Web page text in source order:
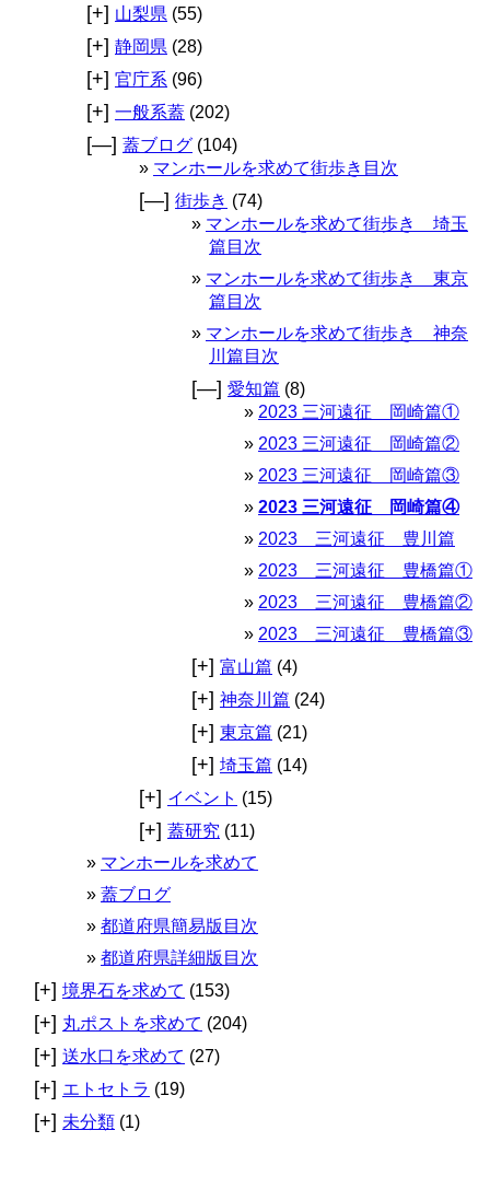
[+] 山梨県 (55)
[+] 静岡県 (28)
[+] 官庁系 (96)
[+] 一般系蓋 (202)
[—] 蓋ブログ (104)
マンホールを求めて街歩き目次
[—] 街歩き (74)
マンホールを求めて街歩き 埼玉
篇目次
マンホールを求めて街歩き 東京
篇目次
マンホールを求めて街歩き 神奈
川篇目次
[—] 愛知篇 (8)
2023 三河遠征 岡崎篇①
2023 三河遠征 岡崎篇②
2023 三河遠征 岡崎篇③
2023 三河遠征 岡崎篇④
2023 三河遠征 豊川篇
2023 三河遠征 豊橋篇①
2023 三河遠征 豊橋篇②
2023 三河遠征 豊橋篇③
[+] 富山篇 (4)
[+] 神奈川篇 (24)
[+] 東京篇 (21)
[+] 埼玉篇 (14)
[+] イベント (15)
[+] 蓋研究 (11)
マンホールを求めて
蓋ブログ
都道府県簡易版目次
都道府県詳細版目次
[+] 境界石を求めて (153)
[+] 丸ポストを求めて (204)
[+] 送水口を求めて (27)
[+] エトセトラ (19)
[+] 未分類 (1)